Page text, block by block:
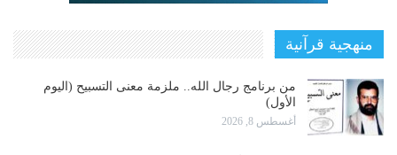
منهجية قرآنية
من برنامج رجال الله.. ملزمة معنى التسبيح (اليوم
الأول)
أغسطس 8, 2026